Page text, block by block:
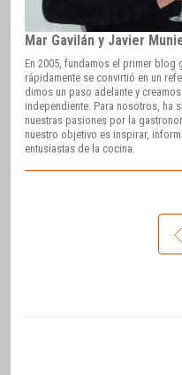
Mar Gavilán y Javier
En 2005, fundamos el primer
rápidamente se convirtió en un
dimos un paso adelante y
independiente. Para nosotros, ha
nuestras pasiones por la
nuestro objetivo es inspirar,
entusiastas de la cocina.